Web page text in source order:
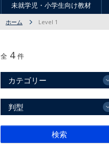
未就学児・小学生向け教材
ホーム Level 1
全 4 件
カテゴリー
判型
検索